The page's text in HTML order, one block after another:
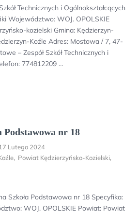
Technicznych i Ogólnokształcących
Województwo: WOJ. OPOLSKIE
kozielski Gmina: Kędzierzyn-
Koźle Adres: Mostowa / 7, 47-
– Zespół Szkół Technicznych i
774812209 …
Podstawowa nr 18
17 Lutego 2024
, Powiat Kędzierzyńsko-Kozielski,
Szkoła Podstawowa nr 18 Specyfika:
WOJ. OPOLSKIE Powiat: Powiat